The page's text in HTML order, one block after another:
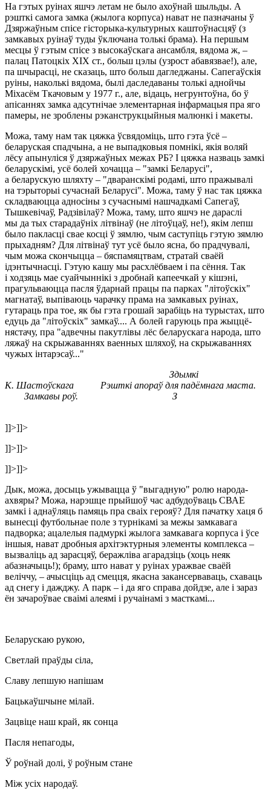
На гэтых руінах яшчэ летам не было ахоўнай шыльды. А
рэшткi самога замка (жылога корпуса) нават не пазначаны ў
Дзяржаўным спісе гісторыка-культурных каштоўнасцяў (з
замкавых руінаў туды ўключана толькі брама). На першым
месцы ў гэтым спісе з высокаўскага ансамбля, вядома ж, –
палац Патоцкіх XIX ст., больш цэлы (узрост абавязвае!), але,
па шчырасці, не сказаць, што больш дагледжаны. Сапегаўскія
руіны, наколькі вядома, былі даследаваны толькі аднойчы
Міхасём Ткачовым у 1977 г., але, відаць, негрунтоўна, бо ў
апісаннях замка адсутнічае элементарная інфармацыя пра яго
памеры, не зроблены рэканструкцыйныя малюнкі і макеты.
Можа, таму нам так цяжка ўсвядоміць, што гэта ўсё –
беларуская спадчына, а не выпадковыя помнікі, якія воляй
лёсу апынуліся ў дзяржаўных межах РБ? І цяжка назваць замкі
беларускімі, усё болей хочацца – "замкі Беларусі",
а беларускую шляхту – "дваранскімі родамі, што пражывалі
на тэрыторыі сучаснай Беларусі". Можа, таму ў нас так цяжка
складваюцца адносіны з сучаснымі нашчадкамі Сапегаў,
Тышкевічаў, Радзівілаў? Можа, таму, што яшчэ не дараслі
мы да тых старадаўніх літвінаў (не літоўцаў, не!), якім лепш
было пакласці свае косці ў зямлю, чым саступіць гэтую зямлю
прыхадням? Для літвінаў тут усё было ясна, бо прадчувалі,
чым можа скончыцца – бяспамяцтвам, стратай сваёй
ідэнтычнасці. Гэтую кашу мы расхлёбваем і па сёння. Так
і ходзяць мае суайчыннікі з дробнай капеечкай у кішэні,
прагульваюцца пасля ўдарнай працы па парках "літоўскіх"
магнатаў, выпіваюць чарачку прама на замкавых руінах,
гутараць пра тое, як бы гэта грошай зарабіць на турыстах, што
едуць да "літоўскіх" замкаў.... А болей гаруюць пра жыццё-
нястачу, пра "адвечны пакутлівы лёс беларускага народа, што
ляжаў на скрыжаваннях ваенных шляхоў, на скрыжаваннях
чужых інтарэсаў..."
Здымкi
К. Шастоўскага
Рэшткі апораў для падёмнага маста.
Замкавы роў.
З
]]>]]>
]]>]]>
]]>]]>
Дык, можа, досыць ужывацца ў "выгадную" ролю народа-
ахвяры? Можа, нарэшце прыйшоў час адбудоўваць СВАЕ
замкі і аднаўляць памяць пра сваіх герояў? Для пачатку хаця б
вынесці футбольнае поле з турнікамі за межы замкавага
падворка; ацалелыя падмуркі жылога замкавага корпуса і ўсе
іншыя, нават дробныя архітэктурныя элементы комплекса –
вызваліць ад зарасцяў, беражліва агарадзіць (хоць неяк
абазначыць!); браму, што нават у руінах уражвае сваёй
веліччу, – ачысціць ад смецця, якасна закансерваваць, схаваць
ад снегу і дажджу. А парк – і да яго справа дойдзе, але і зараз
ён зачароўвае сваімі алеямі і ручаінамі з масткамі...
Беларускаю рукою,
Светлай праўды сіла,
Славу лепшую напішам
Бацькаўшчыне мілай.
Зацвіце наш край, як сонца
Пасля непагоды,
Ў роўнай долі, ў роўным стане
Між усіх народаў.